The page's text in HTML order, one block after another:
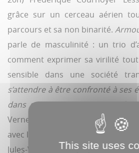
grâce sur un cerceau aérien
parcours et sa non binarité.
parle de masculinité : un trio
comment exprimer sa virilité
sensible dans une société
s’attendre à être confronté à ses
dans ses a priori »,
avertit
Verne. En plus de ces deux
avec les artistes aura lieu le 4, à
Jules-Verne (12, rue Albert-
This site uses